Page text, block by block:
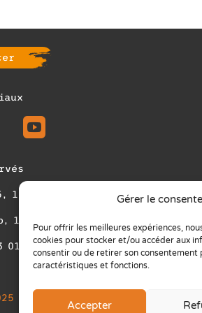
Gérer le
Pour offrir les meilleures expériences,
cookies pour stocker et/ou accéder aux
consentir ou de retirer son
caractéristiques et fonctions.
Accepter

Bruxelles
OHAIN
01